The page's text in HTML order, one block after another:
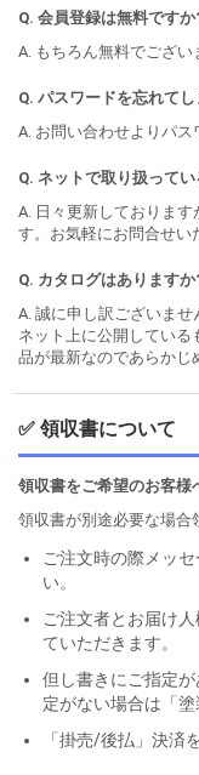
Q. 会員登録は無料ですか
A. もちろん無料でござい
Q. パスワードを忘れてし
A. お問い合わせよりパス
Q. ネットで取り扱って
A. 日々更新しておりま
す。お気軽にお問合せい
Q. カタログはありますか
A. 誠に申し訳ございま
ネット上に公開してい
品が最新なのであらかじ
✅ 領収書について
領収書をご希望のお客様
領収書が別途必要な場合
ご注文時の際メッ
い。
ご注文者とお届け
ていただきます。
但し書きにご指定
定がない場合は「
「掛売/後払」決済